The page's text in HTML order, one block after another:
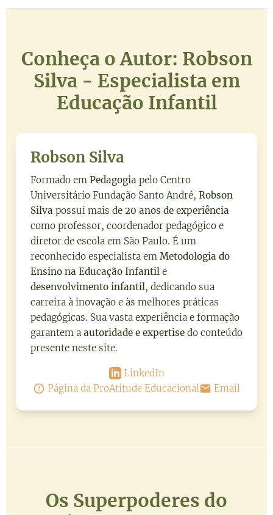
Conheça o Autor: Robson
Silva - Especialista em
Educação Infantil
Robson Silva
Formado em Pedagogia pelo Centro
Universitário Fundação Santo André, Robson
Silva possui mais de 20 anos de experiência
como professor, coordenador pedagógico e
diretor de escola em São Paulo. É um
reconhecido especialista em Metodologia do
Ensino na Educação Infantil e
desenvolvimento infantil, dedicando sua
carreira à inovação e às melhores práticas
pedagógicas. Sua vasta experiência e formação
garantem a autoridade e expertise do conteúdo
presente neste site.
LinkedIn
Página da ProAtitude Educacional
Email
Os Superpoderes do